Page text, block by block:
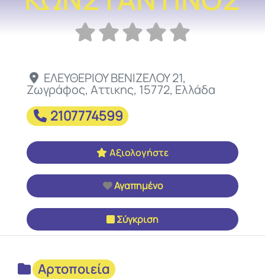
ΕΛΕΥΘΕΡΙΟΥ ΒΕΝΙΖΕΛΟΥ 21,
Ζωγράφος, Αττικης, 15772, Ελλάδα
2107774599
Αξιολογήστε
Αγαπημένο
Σύγκριση
Αρτοποιεία